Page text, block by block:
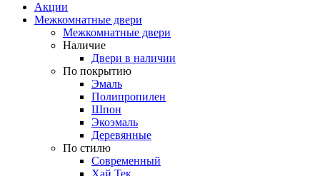
Акции
Межкомнатные двери
Межкомнатные двери
Наличие
Двери в наличии
По покрытию
Эмаль
Полипропилен
Шпон
Экоэмаль
Деревянные
По стилю
Современный
Хай Тек